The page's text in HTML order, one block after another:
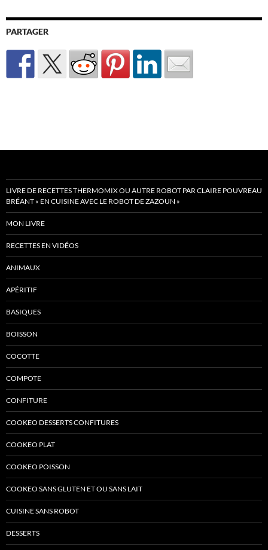
PARTAGER
LIVRE DE RECETTES THERMOMIX OU AUTRE ROBOT PAR CLAIRE POUVREAU
BRÉANT « EN CUISINE AVEC LE ROBOT DE ZAZOUN »
MON LIVRE
RECETTES EN VIDÉOS
ANIMAUX
APÉRITIF
BASIQUES
BOISSON
COCOTTE
COMPOTE
CONFITURE
COOKEO DESSERTS CONFITURES
COOKEO PLAT
COOKEO POISSON
COOKEO SANS GLUTEN ET OU SANS LAIT
CUISINE SANS ROBOT
DESSERTS